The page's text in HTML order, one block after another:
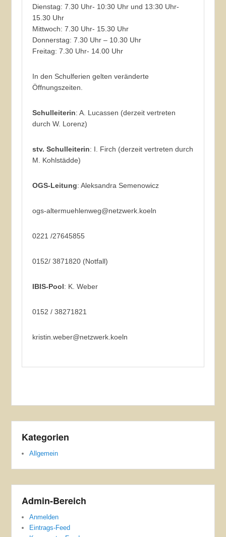
Dienstag: 7.30 Uhr- 10:30 Uhr und 13:30 Uhr-
15.30 Uhr
Mittwoch: 7.30 Uhr- 15.30 Uhr
Donnerstag: 7.30 Uhr – 10.30 Uhr
Freitag: 7.30 Uhr- 14.00 Uhr
In den Schulferien gelten veränderte
Öffnungszeiten.
Schulleiterin: A. Lucassen (derzeit vertreten
durch W. Lorenz)
stv. Schulleiterin: I. Firch (derzeit vertreten durch
M. Kohlstädde)
OGS-Leitung: Aleksandra Semenowicz
ogs-altermuehlenweg@netzwerk.koeln
0221 /27645855
0152/ 3871820 (Notfall)
IBIS-Pool: K. Weber
0152 / 38271821
kristin.weber@netzwerk.koeln
Kategorien
Allgemein
Admin-Bereich
Anmelden
Eintrags-Feed